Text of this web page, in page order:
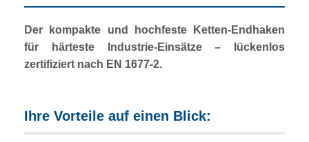
Der kompakte und hochfeste Ketten-Endhaken
für härteste Industrie-Einsätze – lückenlos
zertifiziert nach EN 1677-2.
Ihre Vorteile auf einen Blick: